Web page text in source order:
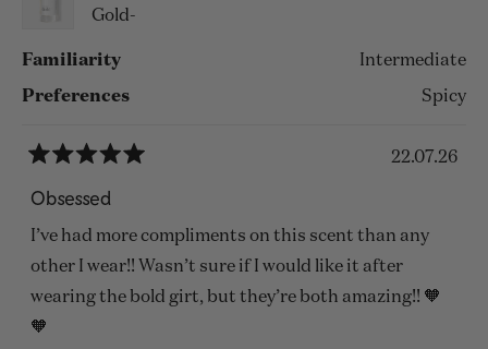
Gold-
Familiarity Intermediate
Preferences Spicy
5
von
5
Sternen
bewertet
22.07.26
Obsessed
I’ve had more compliments on this scent than any
other I wear!! Wasn’t sure if I would like it after
wearing the bold girt, but they’re both amazing!! 🧡
🧡